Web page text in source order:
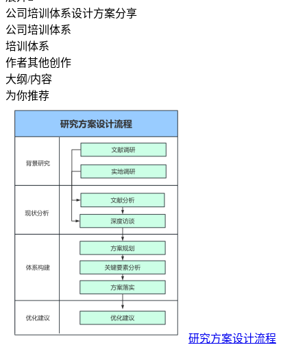
公司培训体系设计方案分享
公司培训体系
培训体系
作者其他创作
大纲/内容
为你推荐
研究方案设计流程